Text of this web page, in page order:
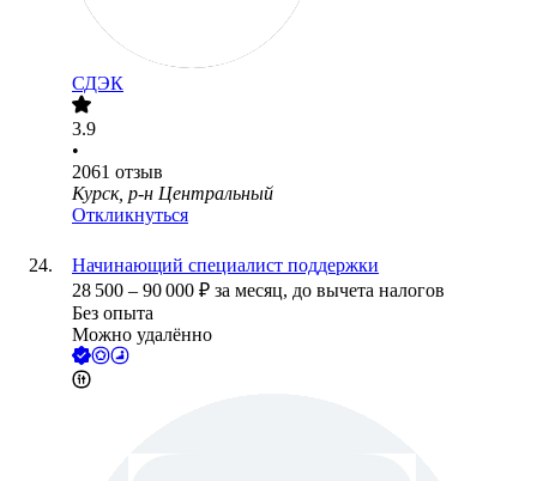
СДЭК
3.9
•
2061 отзыв
Курск, р-н Центральный
Откликнуться
Начинающий специалист поддержки
28 500 – 90 000 ₽ за месяц, до вычета налогов
Без опыта
Можно удалённо